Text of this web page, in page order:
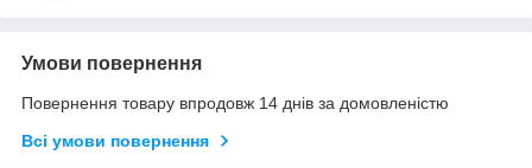
Умови повернення
Повернення товару впродовж 14 днів за домовленістю
Всі умови повернення